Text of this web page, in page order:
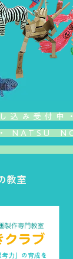
み受付中・
NO
教室
力」
の育成を